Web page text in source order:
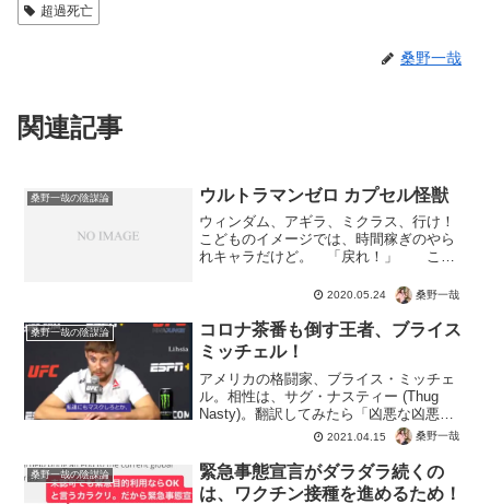
超過死亡
桑野一哉
関連記事
桑野一哉の陰謀論 ウルトラマンゼロ カプセル怪獣
ウィンダム、アギラ、ミクラス、行け！
こどものイメージでは、時間稼ぎのやら
れキャラだけど。 「戻れ！」 この
ポケットモンスターの生みの親は、田尻
智さん。【『ウルトラセブン』のファン
でもあり、同作のカプセル...
2020.05.24 桑野一哉
桑野一哉の陰謀論
コロナ茶番も倒す王者、ブライス
ミッチェル！
アメリカの格闘家、ブライス・ミッチェ
ル。相性は、サグ・ナスティー (Thug
Nasty)。翻訳してみたら「凶悪な凶悪
犯」。それにしてはまったくに使わしく
ない発言ですね。アメリカの格闘家とは
恐れ入ります。本当に強い男は、コロナ
なんかに騙され...
2021.04.15 桑野一哉
桑野一哉の陰謀論
緊急事態宣言がダラダラ続くの
は、ワクチン接種を進めるため！